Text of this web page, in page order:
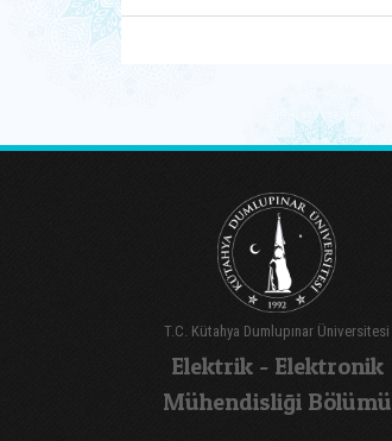
T.C. Kütahya Dumlupınar Üniversitesi
Elektrik - Elektronik
Mühendisliği Bölümü